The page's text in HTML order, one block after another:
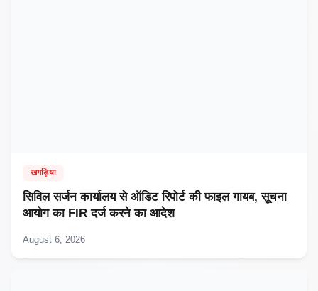
खगड़िया
सिविल सर्जन कार्यालय से ऑडिट रिपोर्ट की फाइल गायब, सूचना
आयोग का FIR दर्ज करने का आदेश
August 6, 2026